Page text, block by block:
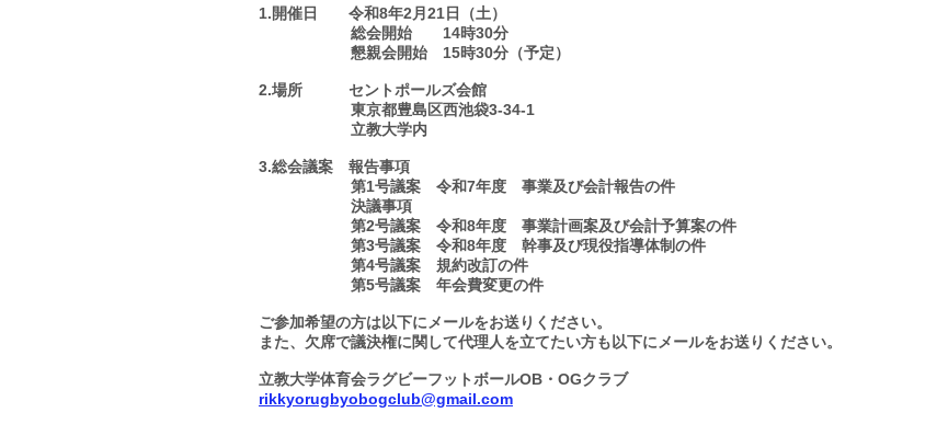
1.開催日 令和8年2月21日（土）
総会開始 14時30分
懇親会開始 15時30分（予定）
2.場所 セントポールズ会館
東京都豊島区西池袋3-34-1
立教大学内
3.総会議案 報告事項
第1号議案 令和7年度 事業及び会計報告の件
決議事項
第2号議案 令和8年度 事業計画案及び会計予算案の件
第3号議案 令和8年度 幹事及び現役指導体制の件
第4号議案 規約改訂の件
第5号議案 年会費変更の件
​ご参加希望の方は以下にメールをお送りください。
また、欠席で議決権に関して代理人を立てたい方も以下にメールをお送りください。
立教大学体育会ラグビーフットボールOB・OGクラブ
rikkyorugbyobogclub@gmail.com